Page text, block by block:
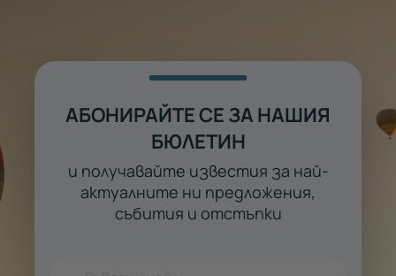
АБОНИРАЙТЕ СЕ ЗА НАШИЯ
БЮЛЕТИН
и получавайте известия за най-
актуалните ни предложения,
събития и отстъпки